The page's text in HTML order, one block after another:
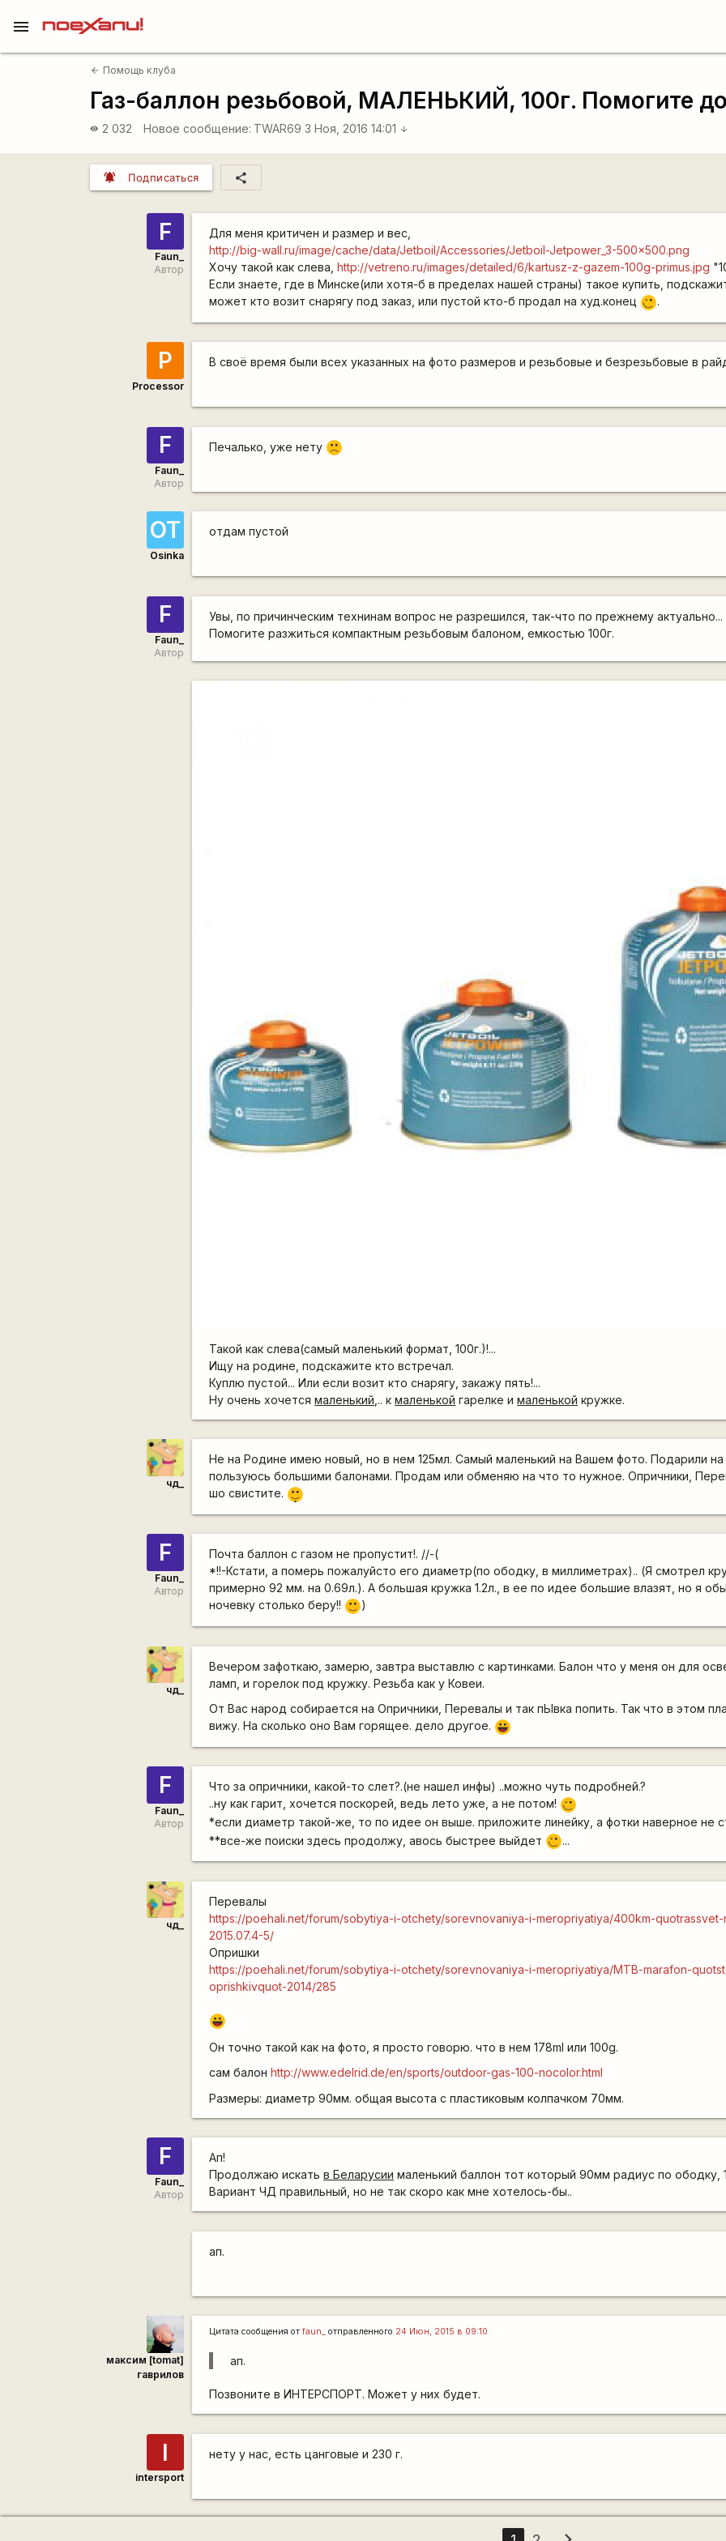
menu
arrow_back Помощь клуба
Газ-баллон резьбовой, МАЛЕНЬКИЙ, 100г. Помогите
visibility 2 032 Новое сообщение: TWAR69 3 Ноя, 2016 14:01 arrow_downward
notifications_active Подписаться share
F
Faun_
Автор
Для меня критичен и размер и вес,
http://big-wall.ru/image/cache/data/Jetboil/Accessories/Jetboil-Jetpower_3-500x500.png
Хочу такой как слева,http://vetreno.ru/images/detailed/6/kartusz-z-gazem-100g-primus.jpg
Если знаете, где в Минске(или хотя-б в пределах нашей страны) такое купить,
может кто возит снарягу под заказ, или пустой кто-б продал на худ.конец
;) .
P
Processor
В своё время были всех указанных на фото размеров и резьбовые и безрезьбовые в
F
Faun_
Автор
Печалько, уже нету :(
ОТ
Osinka
отдам пустой
F
Faun_
Автор
Увы, по причинческим технинам вопрос не разрешился, так-что по прежнему актуально...
Помогите разжиться компактным резьбовым балоном, емкостью 100г.
Такой как слева(самый маленький формат, 100г.)!...
Ищу на родине, подскажите кто встречал.
Куплю пустой... Или если возит кто снарягу, закажу пять!...
Ну очень хочетсямаленький ,.. кмаленькой гарелке ималенькой кружке.
чд_
Не на Родине имею новый, но в нем 125мл. Самый маленький на Вашем фото. Подарили
пользуюсь большими балонами. Продам или обменяю на что то нужное. Опричники,
шо свистите.
|-)
_)
F
Faun_
Автор
Почта баллон с газом не пропустит!. //-(
*!!-Кстати, а померь пожалуйсто его диаметр(по ободку, в миллиметрах).. (Я смотрел
примерно 92 мм. на 0.69л.). А большая кружка 1.2л., в ее по идее большие влазят, но я
ночевку столько беру!!
:) )
чд_
Вечером зафоткаю, замерю, завтра выставлю с картинками. Балон что у меня он для
ламп, и горелок под кружку. Резьба как у Ковеи.
От Вас народ собирается на Опричники, Перевалы и так пЫвка попить. Так что в этом
вижу. На сколько оно Вам горящее. дело другое. |-))
F
Faun_
Автор
Что за опричники, какой-то слет?.(не нашел инфы) ..можно чуть подробней.?
..ну как гарит, хочется поскорей, ведь лето уже, а не потом!
;)
*если диаметр такой-же, то по идее он выше. приложите линейку, а фотки наверное не
**все-же поиски здесь продолжу, авось быстрее выйдет
;) ...
чд_
Перевалы
https://poehali.net/forum/sobytiya-i-otchety/sorevnovaniya-i-meropriyatiya/400km-
2015.07.4-5/
Опришки
https://poehali.net/forum/sobytiya-i-otchety/sorevnovaniya-i-meropriyatiya/MTB-marafon-
oprishkivquot-2014/285
|-))
Он точно такой как на фото, я просто говорю. что в нем 178ml или 100g.
сам балонhttp://www.edelrid.de/en/sports/outdoor-gas-100-nocolor.html
Размеры: диаметр 90мм. общая высота с пластиковым колпачком 70мм.
F
Faun_
Автор
Ап!
Продолжаю искатьв Беларусии маленький баллон тот который 90мм радиус по ободку,
Вариант ЧД правильный, но не так скоро как мне хотелось-бы..
ап.
максим [tomat]
гаврилов
Цитата сообщения отfaun_ отправленного 24 Июн, 2015 в 09:10
ап.
Позвоните в ИНТЕРСПОРТ. Может у них будет.
I
intersport
нету у нас, есть цанговые и 230 г.